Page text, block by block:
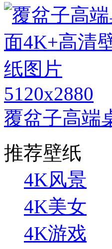
5120x2880
覆盆子高端
推荐壁纸
4K风景
4K美女
4K游戏